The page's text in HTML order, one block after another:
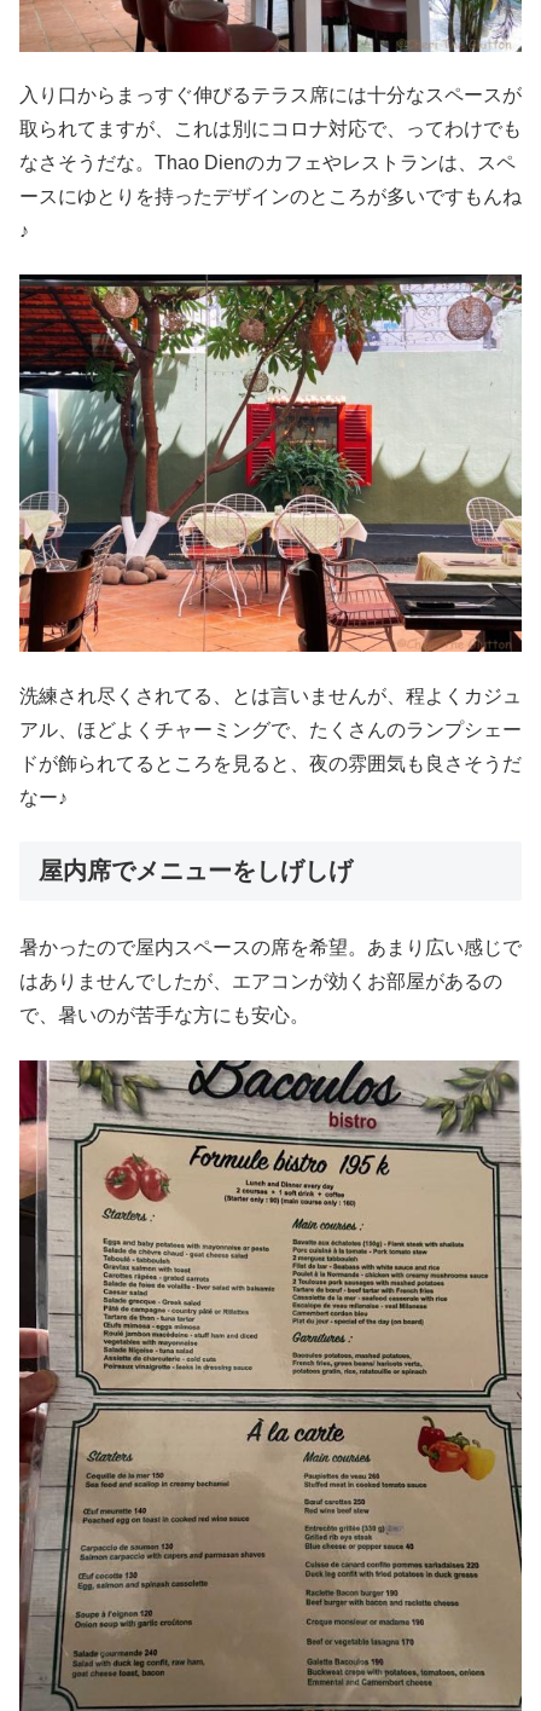
入り口からまっすぐ伸びるテラス席には十分なスペースが
取られてますが、これは別にコロナ対応で、ってわけでも
なさそうだな。Thao Dienのカフェやレストランは、スペ
ースにゆとりを持ったデザインのところが多いですもんね
♪
洗練され尽くされてる、とは言いませんが、程よくカジュ
アル、ほどよくチャーミングで、たくさんのランプシェー
ドが飾られてるところを見ると、夜の雰囲気も良さそうだ
なー♪
屋内席でメニューをしげしげ
暑かったので屋内スペースの席を希望。あまり広い感じで
はありませんでしたが、エアコンが効くお部屋があるの
で、暑いのが苦手な方にも安心。